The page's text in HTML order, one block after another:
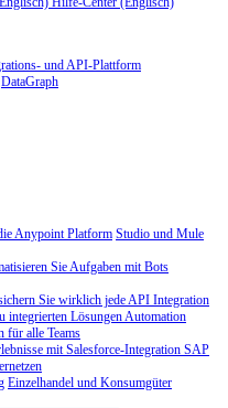
und API-Plattform
DataGraph
Anypoint Platform Studio und Mule
Sie Aufgaben mit Bots
Sie wirklich jede API Integration
integrierten LösungenAutomation
für alle Teams
mit Salesforce-Integration SAP
Einzelhandel und Konsumgüter